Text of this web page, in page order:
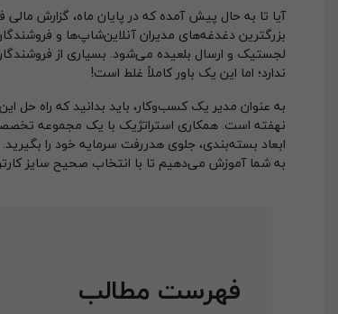
آیا تا به حال پیش آمده که در پایان ماه، گزارش
بزرگترین دغدغه‌های مدیران آنلاین‌شاپ‌ها و
لجستیک و ارسال بلعیده می‌شود. بسیاری از
ندارد؛ اما این یک باور کاملاً غلط است!
به عنوان مدیر یک کسب‌وکار، باید بدانید که راه
نهفته است. همکاری استراتژیک با یک مجموعه
به شما آموزش می‌دهیم تا با انتخاب صحیح سایز
فهرست مطالب